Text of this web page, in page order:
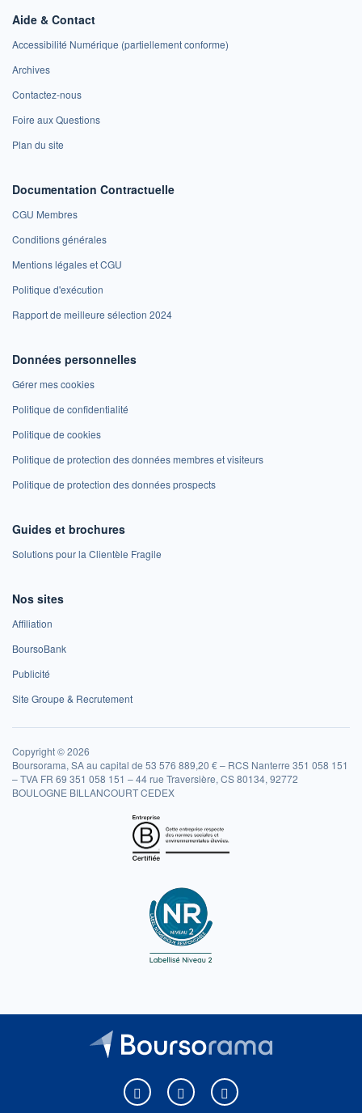
Aide & Contact
Accessibilité Numérique (partiellement conforme)
Archives
Contactez-nous
Foire aux Questions
Plan du site
Documentation Contractuelle
CGU Membres
Conditions générales
Mentions légales et CGU
Politique d'exécution
Rapport de meilleure sélection 2024
Données personnelles
Gérer mes cookies
Politique de confidentialité
Politique de cookies
Politique de protection des données membres et visiteurs
Politique de protection des données prospects
Guides et brochures
Solutions pour la Clientèle Fragile
Nos sites
Affiliation
BoursoBank
Publicité
Site Groupe & Recrutement
Copyright © 2026
Boursorama, SA au capital de 53 576 889,20 € – RCS Nanterre 351 058 151
– TVA FR 69 351 058 151 – 44 rue Traversière, CS 80134, 92772
BOULOGNE BILLANCOURT CEDEX
Boursorama sur Facebook
Boursorama sur XBoursorama sur